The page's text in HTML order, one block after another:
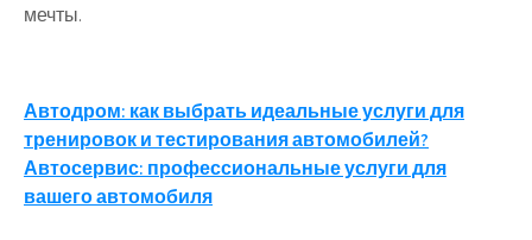
мечты.
Навигация
по
записям
Автодром: как выбрать идеальные услуги для
тренировок и тестирования автомобилей?
Автосервис: профессиональные услуги для
вашего автомобиля